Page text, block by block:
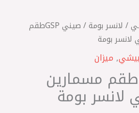
/ لانسر بومة
/ صيني GSP طقم
لانسر بومة
, ميزان
صيني GSP طقم مسمارين
لانسر بومة